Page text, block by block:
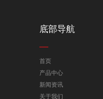
底部导航
首页
产品中心
新闻资讯
关于我们